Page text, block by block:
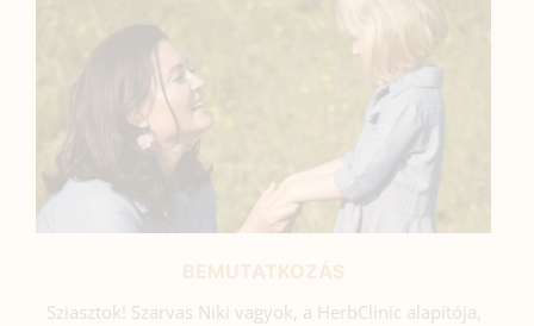
Sziasztok! Szarvas Niki vagyok, a HerbClinic alapítója,